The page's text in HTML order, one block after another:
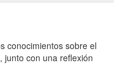
conocimientos sobre el
junto con una reflexión